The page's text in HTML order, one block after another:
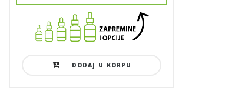
DODAJ U KORPU